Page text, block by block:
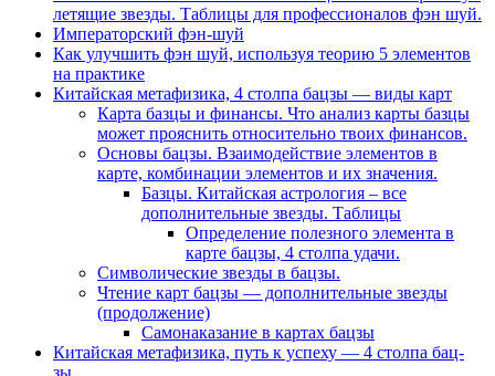
летящие звезды. Таблицы для профессионалов фэн шуй.
Императорский фэн-шуй
Как улучшить фэн шуй, используя теорию 5 элементов
на практике
Китайская метафизика, 4 столпа бацзы — виды карт
Карта базцы и финансы. Что анализ карты базцы
может прояснить относительно твоих финансов.
Основы бацзы. Взаимодействие элементов в
карте, комбинации элементов и их значения.
Базцы. Китайская астрология – все
дополнительные звезды. Таблицы
Определение полезного элемента в
карте бацзы, 4 столпа удачи.
Символические звезды в бацзы.
Чтение карт бацзы — дополнительные звезды
(продолжение)
Самонаказание в картах бацзы
Китайская метафизика, путь к успеху — 4 столпа бац-